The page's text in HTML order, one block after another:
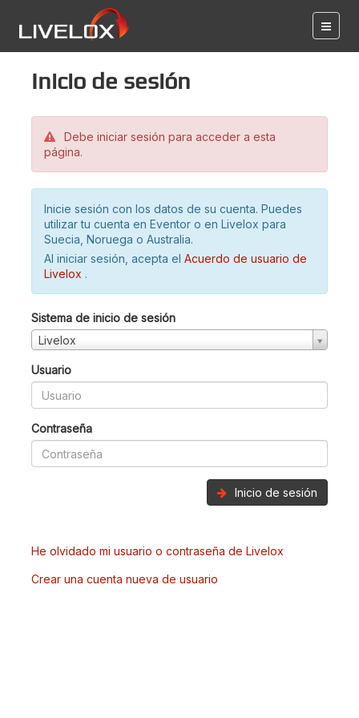
Inicio de sesión
Debe iniciar sesión para acceder a esta
página.
Inicie sesión con los datos de su cuenta. Puedes
utilizar tu cuenta en Eventor o en Livelox para
Suecia, Noruega o Australia.
Al iniciar sesión, acepta el Acuerdo de usuario de
Livelox .
Sistema de inicio de sesión
Livelox
Usuario
Contraseña
Inicio de sesión
He olvidado mi usuario o contraseña de Livelox
Crear una cuenta nueva de usuario